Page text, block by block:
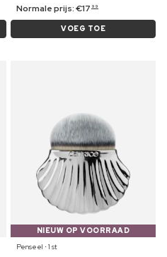
Normale prijs:€17 99
VOEG TOE
NIEUW OP VOORRAAD
Penseel ⋅ 1 st